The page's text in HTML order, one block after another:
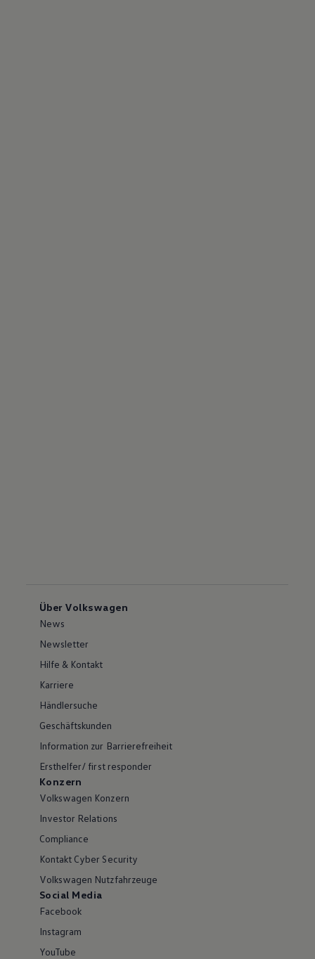
Über Volkswagen
News
Newsletter
Hilfe & Kontakt
Karriere
Händlersuche
Geschäftskunden
Information zur Barrierefreiheit
Ersthelfer/ first responder
Konzern
Volkswagen Konzern
Investor Relations
Compliance
Kontakt Cyber Security
Volkswagen Nutzfahrzeuge
Social Media
Facebook
Instagram
YouTube